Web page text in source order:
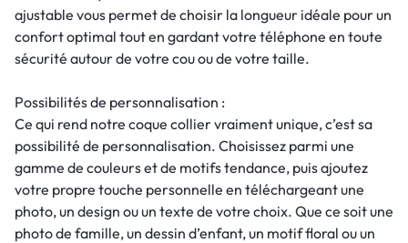
ajustable vous permet de choisir la longueur idéale pour un
confort optimal tout en gardant votre téléphone en toute
sécurité autour de votre cou ou de votre taille.
Possibilités de personnalisation :
Ce qui rend notre coque collier vraiment unique, c’est sa
possibilité de personnalisation. Choisissez parmi une
gamme de couleurs et de motifs tendance, puis ajoutez
votre propre touche personnelle en téléchargeant une
photo, un design ou un texte de votre choix. Que ce soit une
photo de famille, un dessin d’enfant, un motif floral ou un